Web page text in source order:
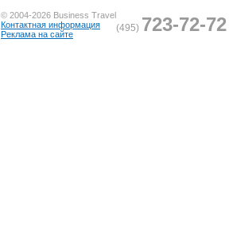
© 2004-2026 Business Travel
Контактная информация
Реклама на сайте
(495) 723-72-72